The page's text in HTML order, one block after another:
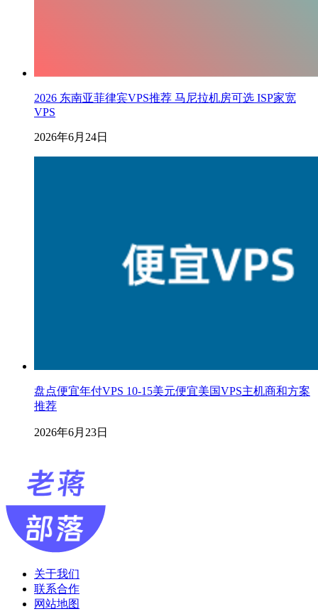
2026 东南亚菲律宾VPS推荐 马尼拉机房可选 ISP家宽
VPS
2026年6月24日
盘点便宜年付VPS 10-15美元便宜美国VPS主机商和方案
推荐
2026年6月23日
关于我们
联系合作
网站地图